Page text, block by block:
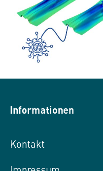
Informationen
Kontakt